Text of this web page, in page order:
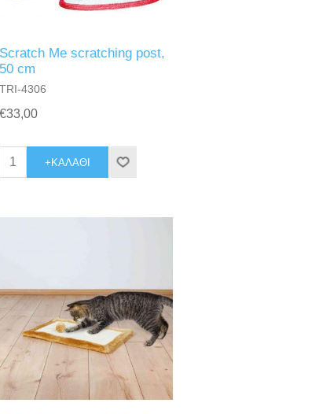
Scratch Me scratching post,
50 cm
TRI-4306
€33,00
+ΚΑΛΆΘΙ